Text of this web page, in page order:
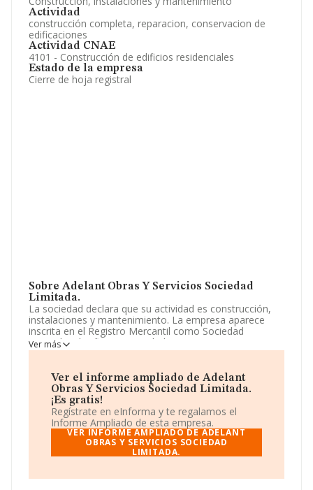
Actividad
construcción completa, reparacion, conservacion de
edificaciones
Actividad CNAE
4101 - Construcción de edificios residenciales
Estado de la empresa
Cierre de hoja registral
Sobre Adelant Obras Y Servicios Sociedad
Limitada.
La sociedad declara que su actividad es construcción,
instalaciones y mantenimiento. La empresa aparece
inscrita en el Registro Mercantil como Sociedad
Limitada. Clasifica su actividad CNAE como '%cnae%',
código 4101. La empresa no tiene actividad en
La sociedad españolaAdelant Obras y Servicios
Sociedad Limitada
Puerta Del Cielo Ptl. 3 3 3d, (41013), Sevilla, Andalucía.
Con los datos a disposición de INFORMA sobre 188.948
empresas pertenecientes al sector, en el ámbito
nacional la facturación alcanza la cifra de 36.783
ventas entre todas las compañías asciende a los 194 mil
Ver más
Ver el informe ampliado de Adelant
Obras Y Servicios Sociedad Limitada.
¡Es gratis!
Regístrate en eInforma y te regalamos el
Informe Ampliado de esta empresa.
VER INFORME AMPLIADO DE ADELANT
OBRAS Y SERVICIOS SOCIEDAD
LIMITADA.